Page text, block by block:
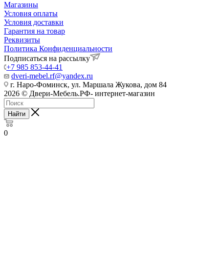
Магазины
Условия оплаты
Условия доставки
Гарантия на товар
Реквизиты
Политика Конфиденциальности
Подписаться на рассылку
+7 985 853-44-41
dveri-mebel.rf@yandex.ru
г. Наро-Фоминск, ул. Маршала Жукова, дом 84
2026 © Двери-Мебель.РФ- интернет-магазин
Найти
0